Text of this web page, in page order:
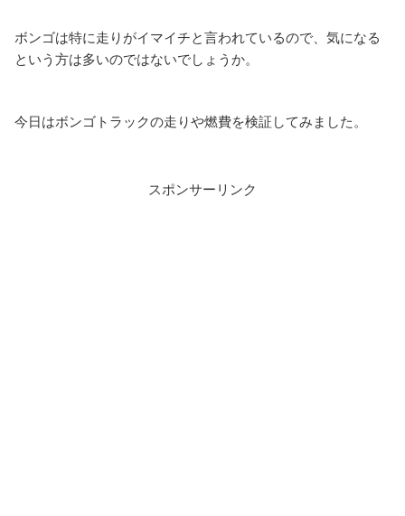
ボンゴは特に走りがイマイチと言われているので、気になる
という方は多いのではないでしょうか。
今日はボンゴトラックの走りや燃費を検証してみました。
スポンサーリンク